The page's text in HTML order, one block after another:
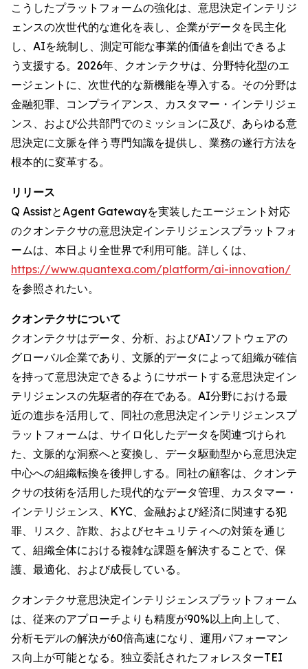
こうしたプラットフォームの強化は、意思決定インテリジ
ェンスの次世代的な進化を表し、企業がデータを民主化
し、AIを統制し、測定可能な事業的価値を創出できるよ
う支援する。2026年、クオンテクサは、分野特化型のエ
ージェントに、次世代的な新機能を導入する。その分野は
金融犯罪、コンプライアンス、カスタマー・インテリジェ
ンス、および公共部門でのミッションに及び、あらゆる意
思決定に文脈を伴う専門知識を提供し、業務の遂行方法を
根本的に変革する。
リリース
Q AssistとAgent Gatewayを実装したエージェント対応
のクオンテクサの意思決定インテリジェンスプラットフォ
ームは、本日より全世界で利用可能。詳しくは、
https://www.quantexa.com/platform/ai-innovation/
を参照されたい。
クオンテクサについて
クオンテクサはデータ、分析、およびAIソフトウェアの
グローバル企業であり、文脈的データによって組織が確信
を持って意思決定できるようにサポートする意思決定イン
テリジェンスの先駆者的存在である。AI分野における最
近の進歩を活用して、同社の意思決定インテリジェンスプ
ラットフォームは、サイロ化したデータを関連づけられ
た、文脈的な洞察へと変換し、データ駆動型から意思決定
中心への組織転換を後押しする。同社の顧客は、クオンテ
クサの技術を活用した現代的なデータ管理、カスタマー・
インテリジェンス、KYC、金融および経済に関連する犯
罪、リスク、詐欺、およびセキュリティへの対策を通じ
て、組織全体における複雑な課題を解決することで、保
護、最適化、および成長している。
クオンテクサ意思決定インテリジェンスプラットフォーム
は、従来のアプローチよりも精度が90%以上向上して、
分析モデルの解決が60倍高速になり、運用パフォーマン
ス向上が可能となる。独立委託されたフォレスターTEI